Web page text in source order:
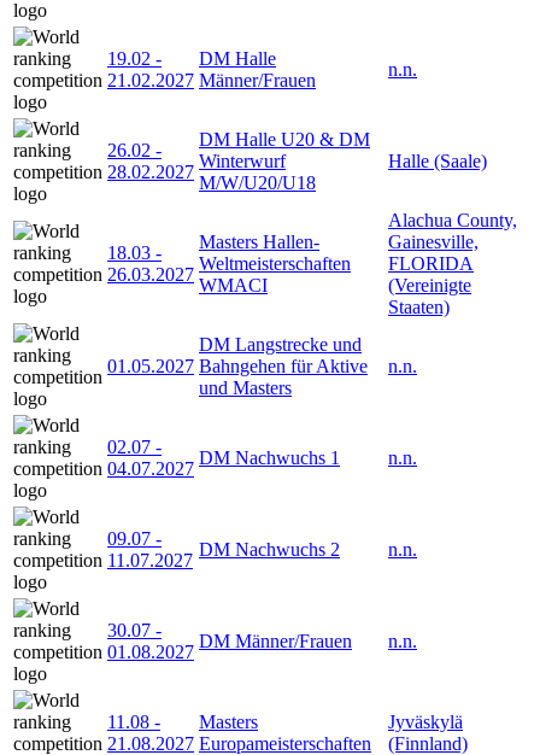
19.02 -
21.02.2027
DM Halle
Männer/Frauen
n.n.
26.02 -
28.02.2027
DM Halle U20 & DM
Winterwurf
M/W/U20/U18
Halle (Saale)
18.03 -
26.03.2027
Masters Hallen-
Weltmeisterschaften
WMACI
Alachua County,
Gainesville,
FLORIDA
(Vereinigte
Staaten)
01.05.2027
DM Langstrecke und
Bahngehen für Aktive
und Masters
n.n.
02.07 -
04.07.2027
DM Nachwuchs 1 n.n.
09.07 -
11.07.2027
DM Nachwuchs 2 n.n.
30.07 -
01.08.2027
DM Männer/Frauen n.n.
11.08 -
21.08.2027
Masters
Europameisterschaften
Jyväskylä
(Finnland)